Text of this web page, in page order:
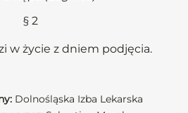
§ 2
w życie z dniem podjęcia.
Dolnośląska Izba Lekarska